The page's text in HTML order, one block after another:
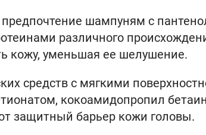
предпочтение шампуням с
различного
кожу, уменьшая ее шелушение.
средств с мягкими
кокоамидопропил
защитный барьер кожи головы.